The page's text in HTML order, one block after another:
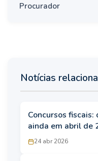
Procurador
Notícias
Concursos
ainda em abril de
24 abr 2026